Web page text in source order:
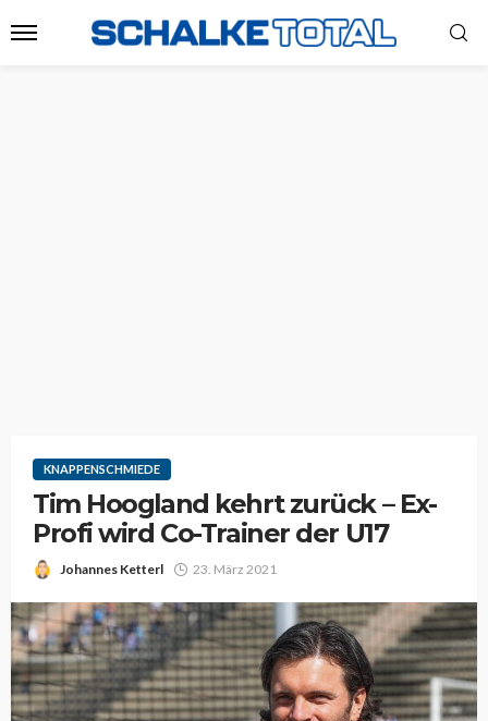
KNAPPENSCHMIEDE
Tim Hoogland kehrt zurück – Ex-
Profi wird Co-Trainer der U17
Johannes Ketterl 23. März 2021